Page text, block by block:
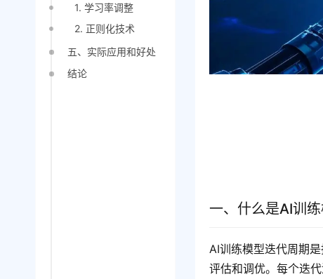
1. 学习率调整
2. 正则化技术
五、实际应用和好处
结论
一、什么是AI训练
AI训练模型迭代周期
评估和调优。每个迭